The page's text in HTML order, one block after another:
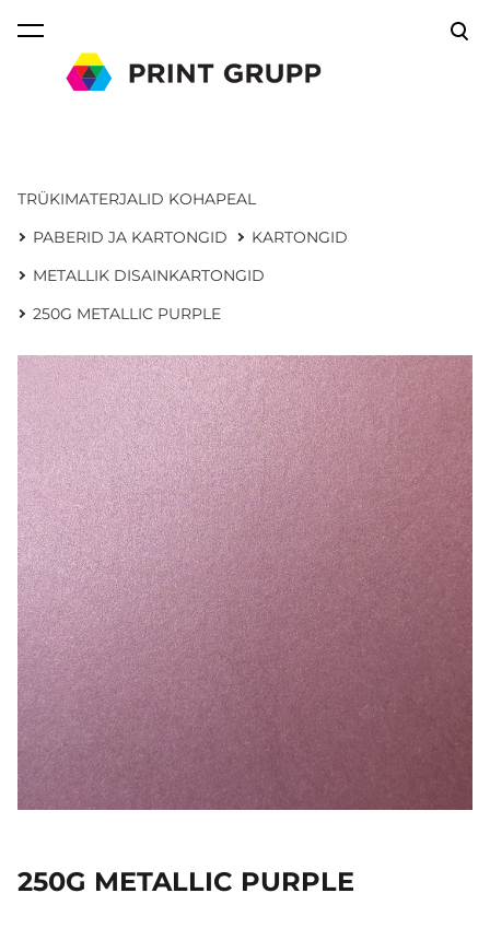
lisati ostukorvi.
TRÜKIMATERJALID KOHAPEAL
PABERID JA KARTONGID
KARTONGID
METALLIK DISAINKARTONGID
250G METALLIC PURPLE
250G METALLIC PURPLE